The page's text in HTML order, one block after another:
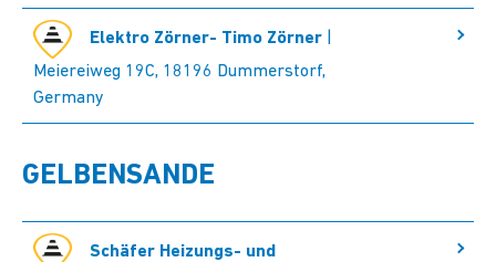
Elektro Zörner- Timo Zörner
Meiereiweg 19C, 18196 Dummerstorf,
Germany
GELBENSANDE
Schäfer Heizungs- und